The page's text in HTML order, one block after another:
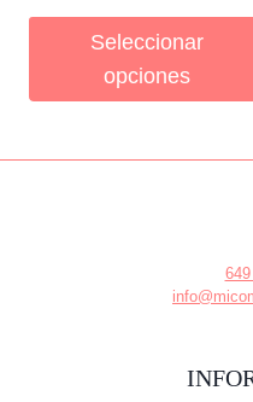
Seleccionar
opciones